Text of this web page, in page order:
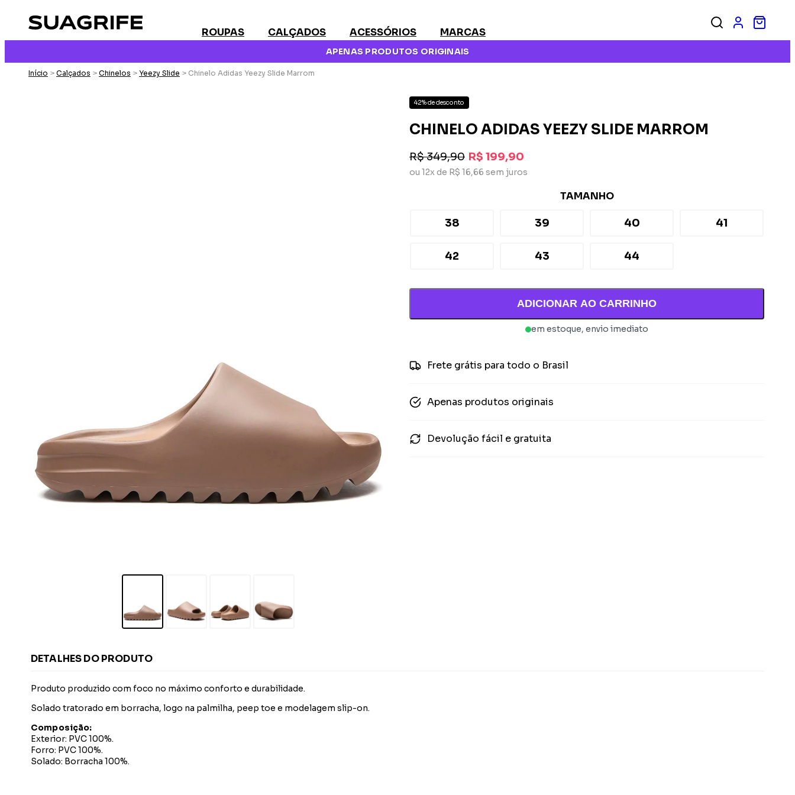
ROUPAS CALÇADOS ACESSÓRIOS MARCAS
APENAS PRODUTOS ORIGINAIS
Início > Calçados > Chinelos > Yeezy Slide > Chinelo Adidas Yeezy Slide Marrom
42% de desconto
CHINELO ADIDAS YEEZY SLIDE MARROM
R$ 349,90 R$ 199,90
ou 12x de R$ 16,66 sem juros
TAMANHO
38 39 40 41
42 43 44
ADICIONAR AO CARRINHO
em estoque, envio imediato
Frete grátis para todo o Brasil
Apenas produtos originais
Devolução fácil e gratuita
DETALHES DO PRODUTO
Produto produzido com foco no máximo conforto e durabilidade.
Solado tratorado em borracha, logo na palmilha, peep toe e modelagem slip-on.
Composição:
Exterior: PVC 100%.
Forro: PVC 100%.
Solado: Borracha 100%.